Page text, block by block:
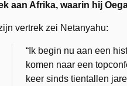
aan Afrika, waarin hij
vertrek zei Netanyahu:
“Ik begin nu aan een
komen naar een
keer sinds tientallen